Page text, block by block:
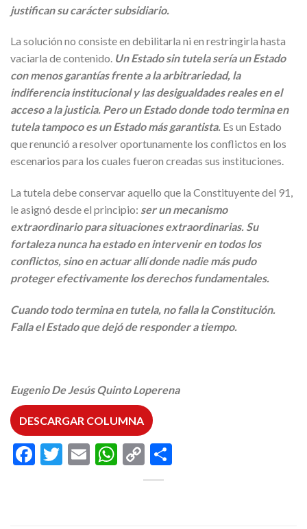
justifican su carácter subsidiario.
La solución no consiste en debilitarla ni en restringirla hasta
vaciarla de contenido. Un Estado sin tutela sería un Estado
con menos garantías frente a la arbitrariedad, la
indiferencia institucional y las desigualdades reales en el
acceso a la justicia. Pero un Estado donde todo termina en
tutela tampoco es un Estado más garantista. Es un Estado
que renunció a resolver oportunamente los conflictos en los
escenarios para los cuales fueron creadas sus instituciones.
La tutela debe conservar aquello que la Constituyente del 91,
le asignó desde el principio: ser un mecanismo
extraordinario para situaciones extraordinarias. Su
fortaleza nunca ha estado en intervenir en todos los
conflictos, sino en actuar allí donde nadie más pudo
proteger efectivamente los derechos fundamentales.
Cuando todo termina en tutela, no falla la Constitución.
Falla el Estado que dejó de responder a tiempo.
Eugenio De Jesús Quinto Loperena
DESCARGAR COLUMNA
Facebook
Twitter
EmailWhatsApp
Copy
Link